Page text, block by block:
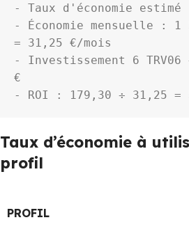
- Taux d'économie estimé
- Économie mensuelle : 1
= 31,25 €/mois
- Investissement 6 TRV06
€
Taux d’économie à
profil
PROFIL